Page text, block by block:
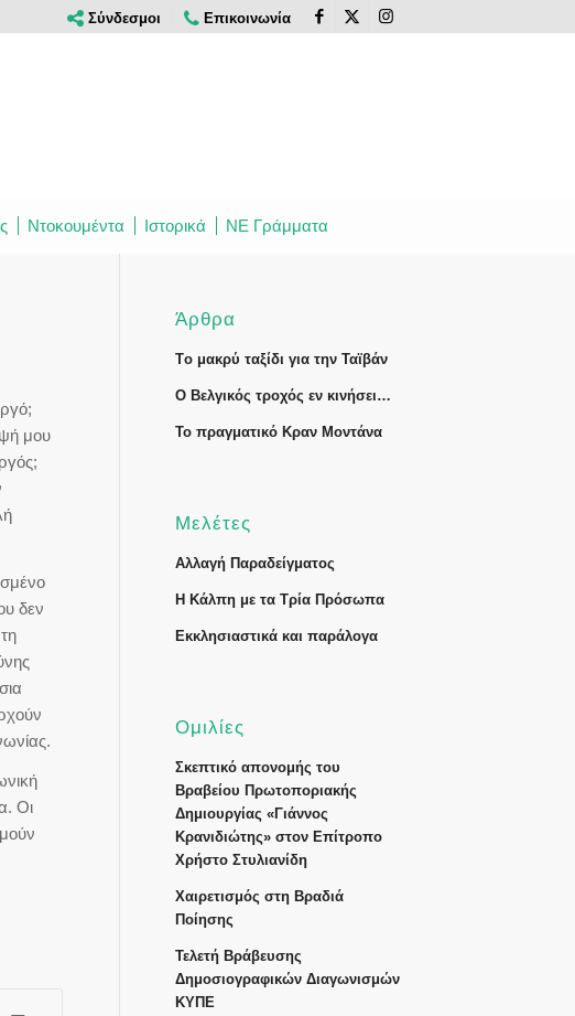
Σύνδεσμοι Επικοινωνία
Ντοκουμέντα Ιστορικά ΝΕ Γράμματα
μου
δεν
Οι
Άρθρα
Tο μακρύ ταξίδι για την Ταϊβάν
Ο Βελγικός τροχός εν κινήσει…
Το πραγματικό Κραν Μοντάνα
Μελέτες
Αλλαγή Παραδείγματος
Η Κάλπη με τα Τρία Πρόσωπα
Εκκλησιαστικά και παράλογα
Ομιλίες
Σκεπτικό απονομής του
Βραβείου Πρωτοποριακής
Δημιουργίας «Γιάννος
Κρανιδιώτης» στον Επίτροπο
Χρήστο Στυλιανίδη
Χαιρετισμός στη Βραδιά
Ποίησης
Τελετή Βράβευσης
Δημοσιογραφικών Διαγωνισμών
ΚΥΠΕ